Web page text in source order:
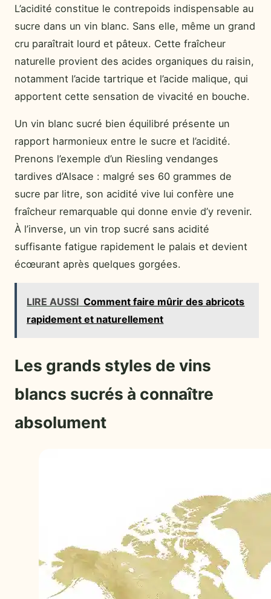
L’acidité constitue le contrepoids indispensable au
sucre dans un vin blanc. Sans elle, même un grand
cru paraîtrait lourd et pâteux. Cette fraîcheur
naturelle provient des acides organiques du raisin,
notamment l’acide tartrique et l’acide malique, qui
apportent cette sensation de vivacité en bouche.
Un vin blanc sucré bien équilibré présente un
rapport harmonieux entre le sucre et l’acidité.
Prenons l’exemple d’un Riesling vendanges
tardives d’Alsace : malgré ses 60 grammes de
sucre par litre, son acidité vive lui confère une
fraîcheur remarquable qui donne envie d’y revenir.
À l’inverse, un vin trop sucré sans acidité
suffisante fatigue rapidement le palais et devient
écœurant après quelques gorgées.
LIRE AUSSI Comment faire mûrir des abricots
rapidement et naturellement
Les grands styles de vins
blancs sucrés à connaître
absolument